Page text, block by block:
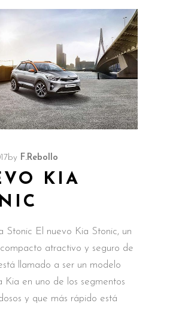
by F.Rebollo
KIA
Stonic El nuevo Kia Stonic, un
atractivo y seguro de
llamado a ser un modelo
Kia en uno de los segmentos
y que más rápido está